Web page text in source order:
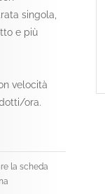
singola,
e più
velocità
ora.
la scheda